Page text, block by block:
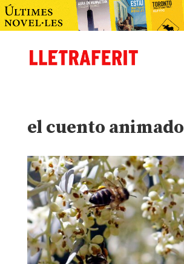
el cuento animado